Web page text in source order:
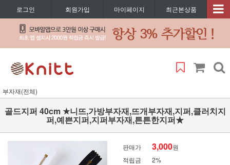
로그인 회원가입 마이페이지 최근본상품
부자재(전체)
골드지퍼 40cm ★니뜨,가방부자재,뜨개부자재,지퍼,클러치지
퍼,예쁜지퍼,지퍼부자재,튼튼한지퍼★
판매가 3,000원
적립금
2%